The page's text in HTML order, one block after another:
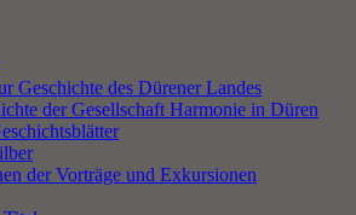
Geschichte des Dürener Landes
der Gesellschaft Harmonie in Düren
der Vorträge und Exkursionen